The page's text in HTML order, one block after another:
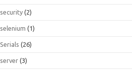
security (2)
selenium (1)
Serials (26)
server (3)